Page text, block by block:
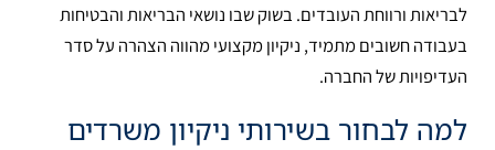
לבריאות ורווחת העובדים. בשוק שבו נושאי הבריאות והבטיחות
בעבודה חשובים מתמיד, ניקיון מקצועי מהווה הצהרה על סדר
העדיפויות של החברה.
למה לבחור בשירותי ניקיון משרדים